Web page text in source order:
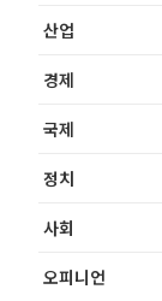
산업
경제
국제
정치
사회
오피니언